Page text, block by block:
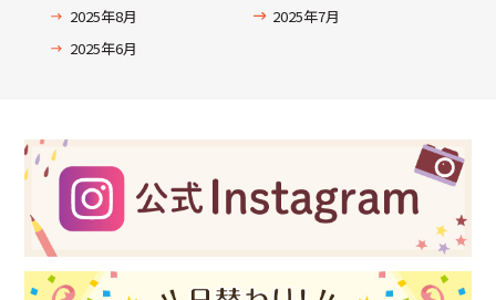
2025年8月
2025年7月
2025年6月